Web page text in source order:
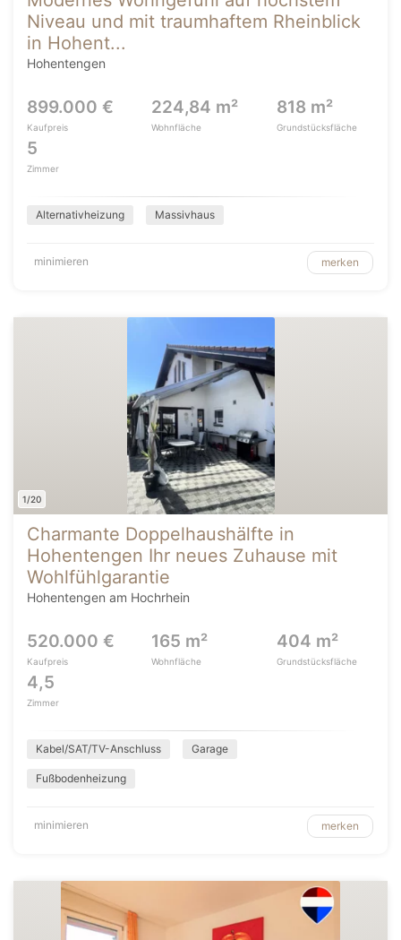
Niveau und mit traumhaftem Rheinblick
in Hohent...
Hohentengen
899.000 €
Kaufpreis
224,84 m²
Wohnfläche
818 m²
Grundstücksfläche
5
Zimmer
Alternativheizung Massivhaus
minimieren merken
1/20
Charmante Doppelhaushälfte in
Hohentengen Ihr neues Zuhause mit
Wohlfühlgarantie
Hohentengen am Hochrhein
520.000 €
Kaufpreis
165 m²
Wohnfläche
404 m²
Grundstücksfläche
4,5
Zimmer
Kabel/SAT/TV-Anschluss Garage
Fußbodenheizung
minimieren merken